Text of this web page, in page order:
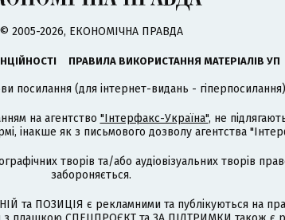
© 2005-2026, ЕКОНОМІЧНА ПРАВДА
ПРАВИЛА ВИКОРИСТАННЯ МАТЕРІАЛІВ УП
посилання (для інтернет-видань -
на агентство "Інтерфакс-Україна", не
інакше як з письмового дозволу агентства
творів та/або аудіовізуальних творів
забороняється.
та ПОЗИЦІЯ є рекламними та публікуються на